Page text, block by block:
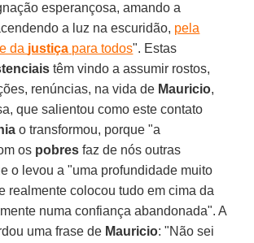
esperançosa, amando a
a luz na escuridão, pela
da justiça para todos". Estas
têm vindo a assumir rostos,
renúncias, na vida de Mauricio,
que salientou como este contato
o transformou, porque "a
os pobres faz de nós outras
o levou a "uma profundidade muito
realmente colocou tudo em cima da
numa confiança abandonada". A
uma frase de Mauricio: "Não sei